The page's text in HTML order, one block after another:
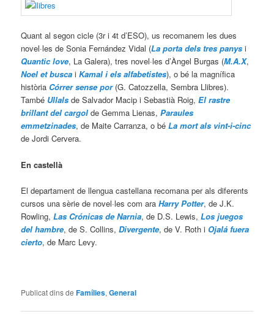
Quant al segon cicle (3r i 4t d’ESO), us recomanem les dues
novel·les de Sonia Fernández Vidal (La porta dels tres panys i
Quantic love, La Galera), tres novel·les d’Àngel Burgas (M.A.X,
Noel et busca iKamal i els alfabetistes), o bé la magnífica
història Córrer sense por(G. Catozzella, Sembra Llibres).
També Ullals de Salvador Macip i Sebastià Roig,El rastre
brillant del cargol de Gemma Lienas,Paraules
emmetzinades, de Maite Carranza, o béLa mort als vint-i-cinc
de Jordi Cervera.
En castellà
El departament de llengua castellana recomana per als diferents
cursos una sèrie de novel·les com araHarry Potter, de J.K.
Rowling,Las Crónicas de Narnia, de D.S. Lewis,Los juegos
del hambre, de S. Collins,Divergente, de V. Roth i Ojalá fuera
cierto, de Marc Levy.
Publicat dins de Famílies,General